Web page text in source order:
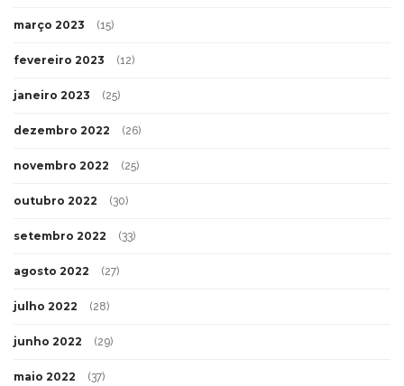
março 2023 (15)
fevereiro 2023 (12)
janeiro 2023 (25)
dezembro 2022 (26)
novembro 2022 (25)
outubro 2022 (30)
setembro 2022 (33)
agosto 2022 (27)
julho 2022 (28)
junho 2022 (29)
maio 2022 (37)